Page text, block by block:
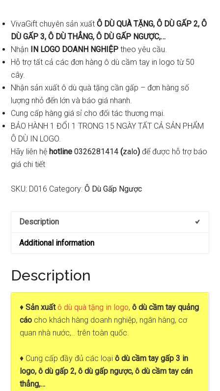
VivaGift chuyên sản xuấtÔ DÙ QUÀ TẶNG, Ô DÙ GẤP 2, Ô
DÙ GẤP 3, Ô DÙ THẲNG, Ô DÙ GẤP NGƯỢC,…
Nhận IN LOGO DOANH NGHIỆP theo yêu cầu.
Hỗ trợ tất cả các đơn hàng ô dù cầm tay in logo từ 50
cây.
Nhận sản xuất ô dù quà tặng cần gấp – đơn hàng số
lượng nhỏ đến lớn và báo giá nhanh.
Cung cấp hàng giá sỉ cho đối tác thương mại.
BẢO HÀNH 1 ĐỔI 1 TRONG 15 NGÀY TẤT CẢ SẢN PHẨM
Ô DÙ IN LOGO.
Hãy liên hệ hotline0326281414 (zalo) để được hỗ trợ báo
giá chi tiết
SKU: D016 Category:Ô Dù Gấp Ngược
Description
Additional information
Description
♦Sản xuấtô dù quà tặng in logo,ô dù cầm tay quảng
cáo cho khách hàng doanh nghiệp, ngân hàng, cơ
quan nhà nước,.. trên toàn quốc.
♦ Cung cấp đầy đủ các loạiô dù cầm tay gấp 3 in
logo, ô dù gấp 2, ô dù gấp ngược, ô dù cầm tay cán
thẳng,…